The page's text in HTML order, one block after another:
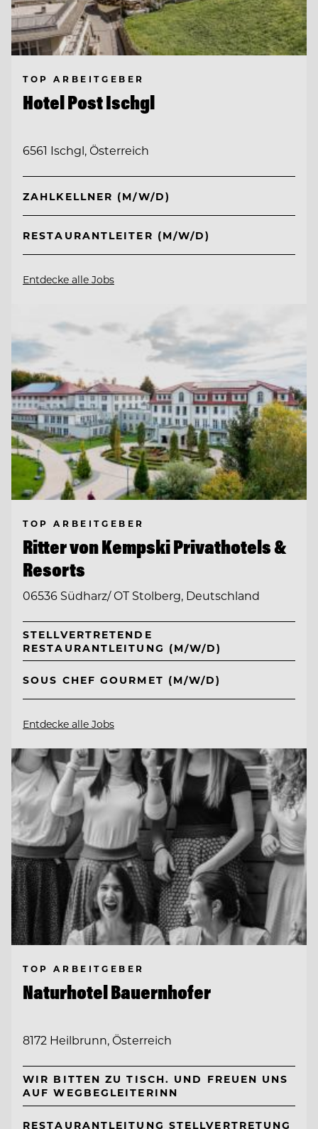
TOP ARBEITGEBER
Hotel Post Ischgl
6561 Ischgl, Österreich
ZAHLKELLNER (M/W/D)
RESTAURANTLEITER (M/W/D)
Entdecke alle Jobs
TOP ARBEITGEBER
Ritter von Kempski Privathotels &
Resorts
06536 Südharz/ OT Stolberg, Deutschland
STELLVERTRETENDE
RESTAURANTLEITUNG (M/W/D)
SOUS CHEF GOURMET (M/W/D)
Entdecke alle Jobs
TOP ARBEITGEBER
Naturhotel Bauernhofer
8172 Heilbrunn, Österreich
WIR BITTEN ZU TISCH. UND FREUEN UNS
AUF WEGBEGLEITERINN
RESTAURANTLEITUNG STELLVERTRETUNG